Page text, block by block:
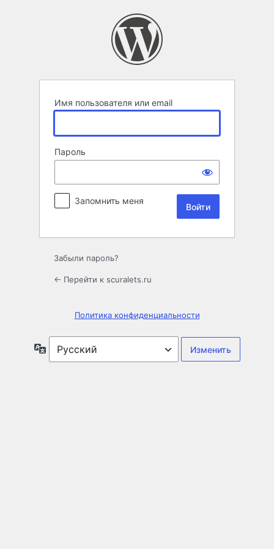
Имя пользователя или email
Пароль
Запомнить меня
Забыли пароль?
← Перейти к scuralets.ru
Политика конфиденциальности
Язык